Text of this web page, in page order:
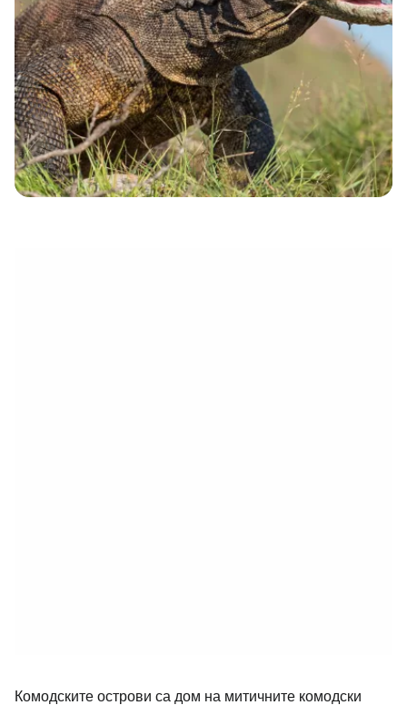
Комодските острови са дом на митичните комодски